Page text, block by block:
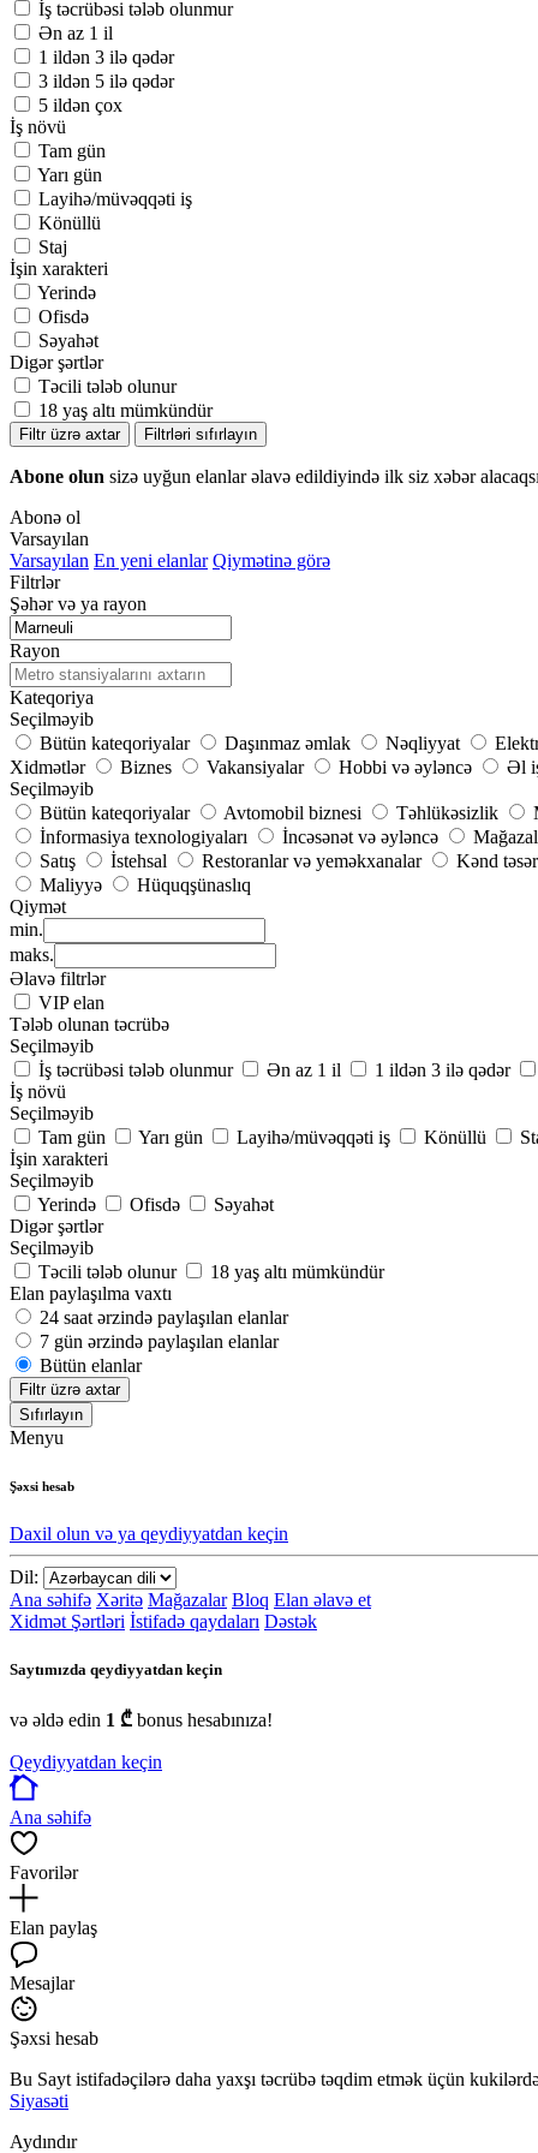
İş təcrübəsi tələb olunmur
Ən az 1 il
1 ildən 3 ilə qədər
3 ildən 5 ilə qədər
5 ildən çox
İş növü
Tam gün
Yarı gün
Layihə/müvəqqəti iş
Könüllü
Staj
İşin xarakteri
Yerində
Ofisdə
Səyahət
Digər şərtlər
Təcili tələb olunur
18 yaş altı mümkündür
Filtr üzrə axtar Filtrləri sıfırlayın
Abone olun sizə uyğun elanlar əlavə edildiyində ilk siz xəbər
Abonə ol
Varsayılan
Varsayılan En yeni elanlar Qiymətinə görə
Filtrlər
Şəhər və ya rayon
Rayon
Kateqoriya
Seçilməyib
Bütün kateqoriyalar
Daşınmaz əmlak Nəqliyyat
Xidmətlər
Biznes Vakansiyalar Hobbi və əyləncə
Əl
Seçilməyib
Bütün kateqoriyalar
Avtomobil biznesi Təhlükəsizlik
İnformasiya texnologiyaları
İncəsənət və əyləncə
Satış
İstehsal Restoranlar və yeməkxanalar
Kənd
Maliyyə
Hüquqşünaslıq
Qiymət
min.
maks.
Əlavə filtrlər
VIP elan
Tələb olunan təcrübə
Seçilməyib
İş təcrübəsi tələb olunmur
Ən az 1 il
1 ildən 3 ilə qədər
İş növü
Seçilməyib
Tam gün
Yarı gün Layihə/müvəqqəti iş Könüllü
İşin xarakteri
Seçilməyib
Yerində
Ofisdə
Səyahət
Digər şərtlər
Seçilməyib
Təcili tələb olunur
18 yaş altı mümkündür
Elan paylaşılma vaxtı
24 saat ərzində paylaşılan elanlar
7 gün ərzində paylaşılan elanlar
Bütün elanlar
Filtr üzrə axtar
Sıfırlayın
Menyu
Şəxsi hesab
Daxil olun və ya qeydiyyatdan keçin
Dil:
Ana səhifə Xəritə Mağazalar Bloq Elan əlavə et
Xidmət Şərtləri İstifadə qaydaları Dəstək
Saytımızda qeydiyyatdan keçin
və əldə edin 1 ₾ bonus hesabınıza!
Qeydiyyatdan keçin
Ana səhifə
Favorilər
Elan paylaş
Mesajlar
Şəxsi hesab
Bu Sayt istifadəçilərə daha yaxşı təcrübə təqdim etmək üçün
Siyasəti
Aydındır